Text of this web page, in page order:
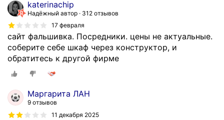
katerinachip
Надёжный автор
312 отзывов
17 февраля
сайт фальшивка. Посредники. цены не актуальные.
соберите себе шкаф через конструктор, и
обратитесь к другой фирме
Маргарита ЛАН
9 отзывов
11 декабря 2025